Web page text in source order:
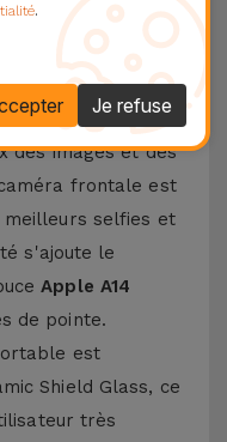
. Un smartphone
de la
un design compact
de 12 MP,
des images et des
frontale est
meilleurs selfies et
s'ajoute le
Apple A14
de pointe.
est
Shield Glass, ce
très
.
Je refuse